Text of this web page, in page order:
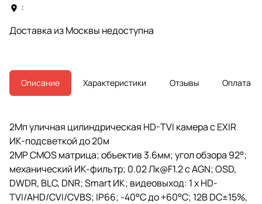
:
Доставка из Москвы недоступна
Описание Характеристики Отзывы Оплата
2Мп уличная цилиндрическая HD-TVI камера с EXIR
ИК-подсветкой до 20м
2MP CMOS матрица; объектив 3.6мм; угол обзора 92°;
механический ИК-фильтр; 0.02 Лк@F1.2 с AGN; OSD,
DWDR, BLC, DNR; Smart ИК; видеовыход: 1 х HD-
TVI/AHD/CVI/CVBS; IP66; -40°С до +60°С; 12В DC±15%,